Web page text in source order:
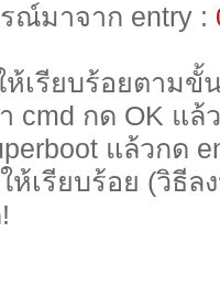
ณ์มาจาก entry :
ห้เรียบร้อยตามขั้
cmd กด OK แ
แล้วกด
ห้เรียบร้อย (วิธีล